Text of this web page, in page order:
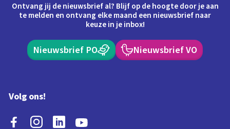
Ontvang jij de nieuwsbrief al? Blijf op de hoogte door je aan
te melden en ontvang elke maand een nieuwsbrief naar
keuze in je inbox!
Nieuwsbrief PO Nieuwsbrief VO
Volg ons!